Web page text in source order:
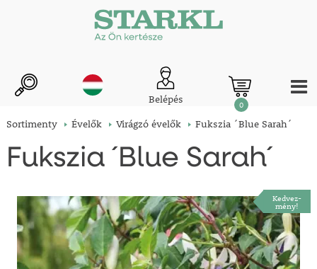
Belépés 0
Sortimenty Évelők Virágzó évelők Fukszia ´Blue Sarah´
Fukszia ´Blue Sarah´
Kedvez-
mény!